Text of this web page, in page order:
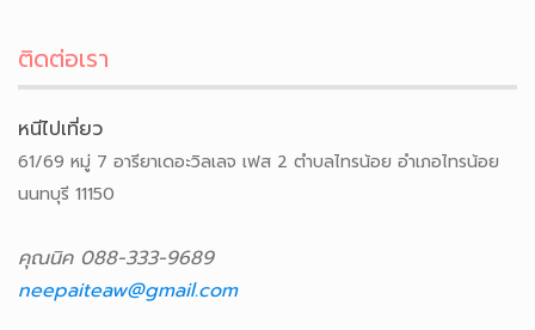
ติดต่อเรา
หนีไปเที่ยว
61/69 หมู่ 7 อารียาเดอะวิลเลจ เฟส 2 ตำบลไทรน้อย อำเภอไทรน้อย
นนทบุรี 11150
คุณนิค 088-333-9689
neepaiteaw@gmail.com